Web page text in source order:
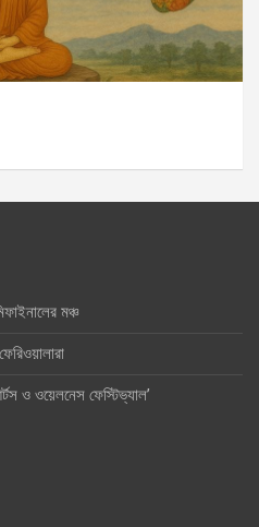
মঞ্চ
ও ওয়েলনেস ফেস্টিভ্যাল’